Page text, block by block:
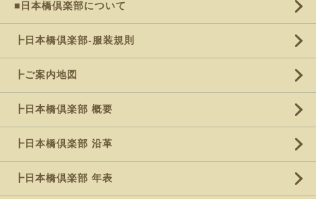
■日本橋倶楽部について
┣日本橋倶楽部-服装規則
┣ご案内地図
┣日本橋倶楽部 概要
┣日本橋倶楽部 沿革
┣日本橋倶楽部 年表